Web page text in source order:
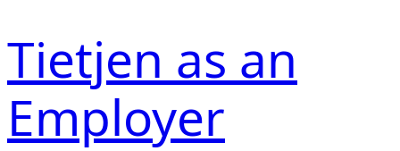
Tietjen as an
Employer